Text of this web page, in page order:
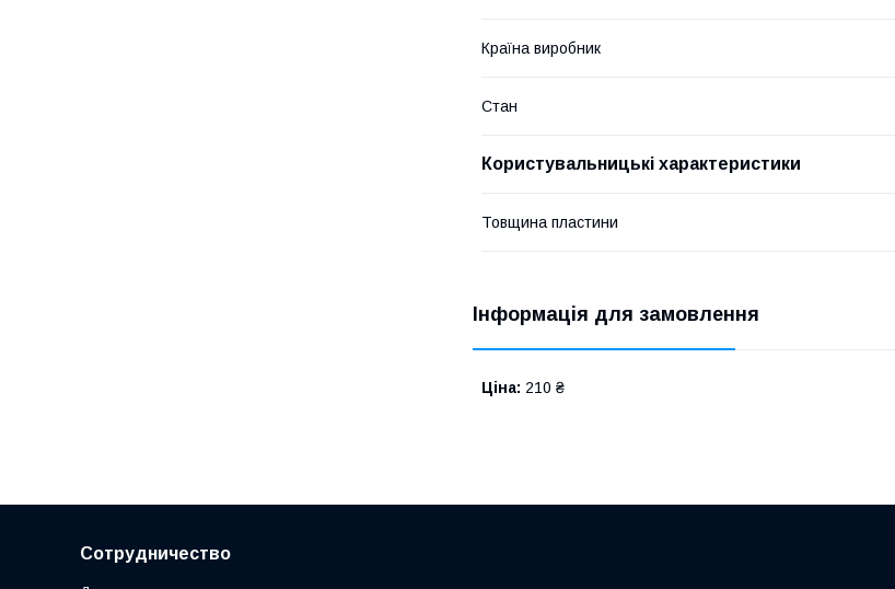
Країна виробник
Стан
Користувальницькі характеристики
Товщина пластини
Інформація для замовлення
Ціна: 210 ₴
Сотрудничество